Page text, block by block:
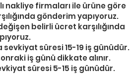
nakliye firmaları ile ürüne göre
gönderim yapıyoruz.
belirli ücret karşılığında
süresi 15-19 iş günüdür.
iş günü dikkate alınır.
süresi 5-15 iş günüdür.